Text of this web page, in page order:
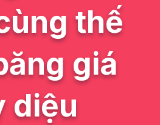
thế
giá
diệu